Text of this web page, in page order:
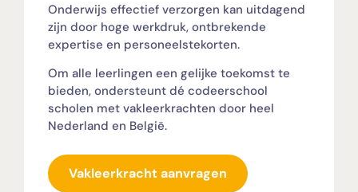
Onderwijs effectief verzorgen kan uitdagend
zijn door hoge werkdruk, ontbrekende
expertise en personeelstekorten.
Om alle leerlingen een gelijke toekomst te
bieden, ondersteunt dé codeerschool
scholen met vakleerkrachten door heel
Nederland en België.
Vakleerkracht aanvragen